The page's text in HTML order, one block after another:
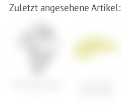
Zuletzt angesehene Artikel: